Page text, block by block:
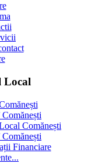
Local
Comănești
Financiare